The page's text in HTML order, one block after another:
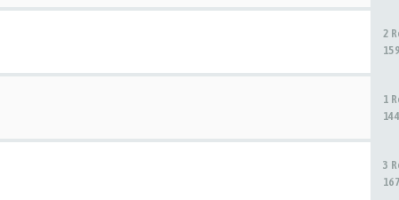
2
1
3